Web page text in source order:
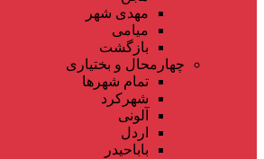
مهدی شهر
میامی
بازگشت
چهارمحال و بختیاری
تمام شهر‌ها
شهرکرد
آلونی
اردل
باباحیدر